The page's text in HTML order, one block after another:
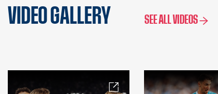
VIDEO GALLERY SEE ALL VIDEOS